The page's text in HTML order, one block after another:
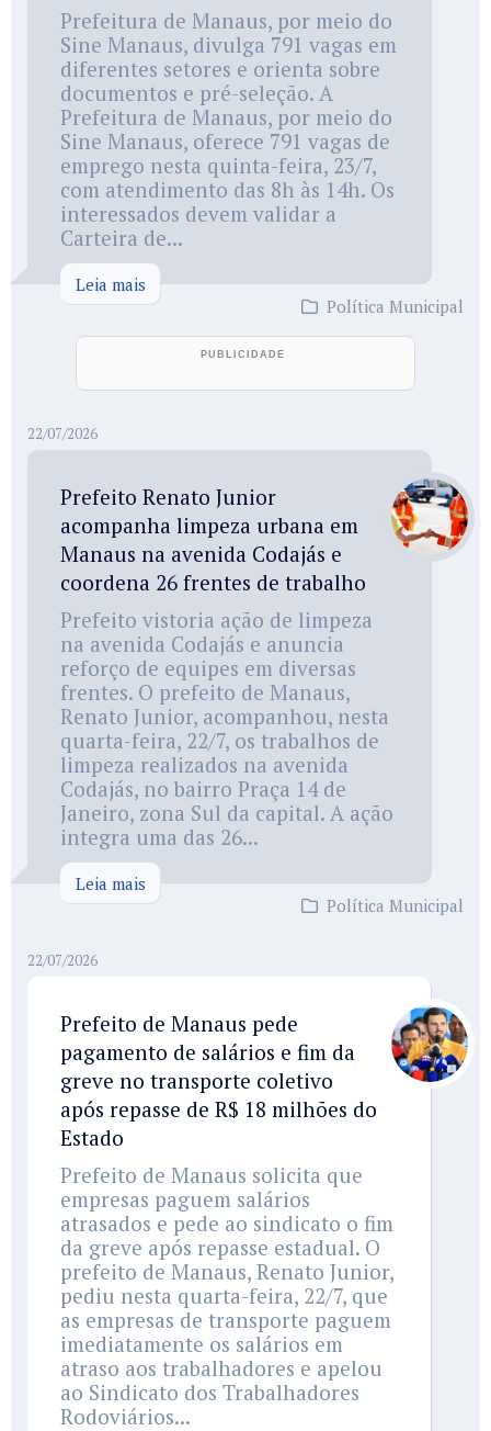
Prefeitura de Manaus, por meio do
Sine Manaus, divulga 791 vagas em
diferentes setores e orienta sobre
documentos e pré-seleção. A
Prefeitura de Manaus, por meio do
Sine Manaus, oferece 791 vagas de
emprego nesta quinta-feira, 23/7,
com atendimento das 8h às 14h. Os
interessados devem validar a
Carteira de...
Leia mais
Política Municipal
22/07/2026
Prefeito Renato Junior
acompanha limpeza urbana em
Manaus na avenida Codajás e
coordena 26 frentes de trabalho
Prefeito vistoria ação de limpeza
na avenida Codajás e anuncia
reforço de equipes em diversas
frentes. O prefeito de Manaus,
Renato Junior, acompanhou, nesta
quarta-feira, 22/7, os trabalhos de
limpeza realizados na avenida
Codajás, no bairro Praça 14 de
Janeiro, zona Sul da capital. A ação
integra uma das 26...
Leia mais
Política Municipal
22/07/2026
Prefeito de Manaus pede
pagamento de salários e fim da
greve no transporte coletivo
após repasse de R$ 18 milhões do
Estado
Prefeito de Manaus solicita que
empresas paguem salários
atrasados e pede ao sindicato o fim
da greve após repasse estadual. O
prefeito de Manaus, Renato Junior,
pediu nesta quarta-feira, 22/7, que
as empresas de transporte paguem
imediatamente os salários em
atraso aos trabalhadores e apelou
ao Sindicato dos Trabalhadores
Rodoviários...